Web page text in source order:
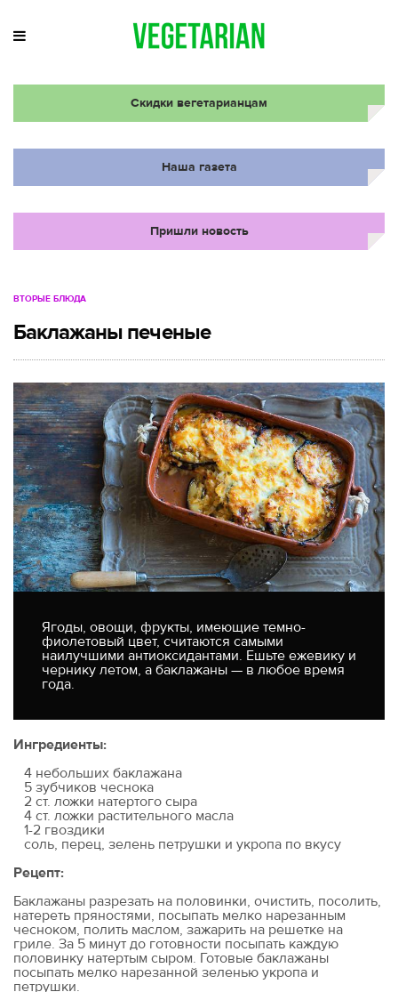
Скидки вегетарианцам
Наша газета
Пришли новость
ВТОРЫЕ БЛЮДА
Баклажаны печеные
Ягоды, овощи, фрукты, имеющие темно-
фиолетовый цвет, считаются самыми
наилучшими антиоксидантами. Ешьте ежевику и
чернику летом, а баклажаны — в любое время
года.
Ингредиенты:
4 небольших баклажана
5 зубчиков чеснока
2 ст. ложки натертого сыра
4 ст. ложки растительного масла
1-2 гвоздики
соль, перец, зелень петрушки и укропа по вкусу
Рецепт:
Баклажаны разрезать на половинки, очистить, посолить,
натереть пряностями, посыпать мелко нарезанным
чесноком, полить маслом, зажарить на решетке на
гриле. За 5 минут до готовности посыпать каждую
половинку натертым сыром. Готовые баклажаны
посыпать мелко нарезанной зеленью укропа и
петрушки.